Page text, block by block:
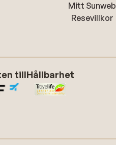
Mitt Sunweb
Resevillkor
tillHållbarhet